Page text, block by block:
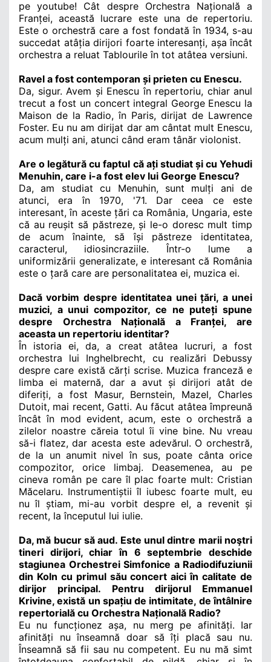
pe youtube! Cât despre Orchestra Națională a
Franței, această lucrare este una de repertoriu.
Este o orchestră care a fost fondată în 1934, s-au
succedat atâția dirijori foarte interesanți, așa încât
orchestra a reluat Tablourile în tot atâtea versiuni.
Ravel a fost contemporan și prieten cu Enescu.
Da, sigur. Avem și Enescu în repertoriu, chiar anul
trecut a fost un concert integral George Enescu la
Maison de la Radio, în Paris, dirijat de Lawrence
Foster. Eu nu am dirijat dar am cântat mult Enescu,
acum mulți ani, atunci când eram tânăr violonist.
Are o legătură cu faptul că ați studiat și cu Yehudi
Menuhin, care i-a fost elev lui George Enescu?
Da, am studiat cu Menuhin, sunt mulți ani de
atunci, era în 1970,
'71. Dar ceea ce este
interesant, în aceste țări ca România, Ungaria, este
că au reușit să păstreze, și le-o doresc mult timp
de acum înainte, să își păstreze identitatea,
caracterul, idiosincraziile. Într-o lume a
uniformizării generalizate, e interesant că România
este o țară care are personalitatea ei, muzica ei.
Dacă vorbim despre identitatea unei țări, a unei
muzici, a unui compozitor, ce ne puteți spune
despre Orchestra Națională a Franței, are
aceasta un repertoriu identitar?
În istoria ei, da, a creat atâtea lucruri, a fost
orchestra lui Inghelbrecht, cu realizări Debussy
despre care există cărți scrise. Muzica franceză e
limba ei maternă, dar a avut și dirijori atât de
diferiți, a fost Masur, Bernstein, Mazel, Charles
Dutoit, mai recent, Gatti. Au făcut atâtea împreună
încât în mod evident, acum, este o orchestră a
zilelor noastre căreia totul îi vine bine. Nu vreau
să-i flatez, dar acesta este adevărul. O orchestră,
de la un anumit nivel în sus, poate cânta orice
compozitor, orice limbaj. Deasemenea, au pe
cineva român pe care îl plac foarte mult: Cristian
Măcelaru. Instrumentiștii îl iubesc foarte mult, eu
nu îl știam, mi-au vorbit despre el, a revenit și
recent, la începutul lui iulie.
Da, mă bucur să aud. Este unul dintre marii noştri
tineri dirijori, chiar în 6 septembrie deschide
stagiunea Orchestrei Simfonice a Radiodifuziunii
din Koln cu primul său concert aici în calitate de
dirijor principal. Pentru dirijorul Emmanuel
Krivine, există un spațiu de intimitate, de întâlnire
repertorială cu Orchestra Națională Radio?
Eu nu funcționez așa, nu merg pe afinități. Iar
afinități nu înseamnă doar să îți placă sau nu.
Înseamnă să fii sau nu competent. Eu nu mă simt